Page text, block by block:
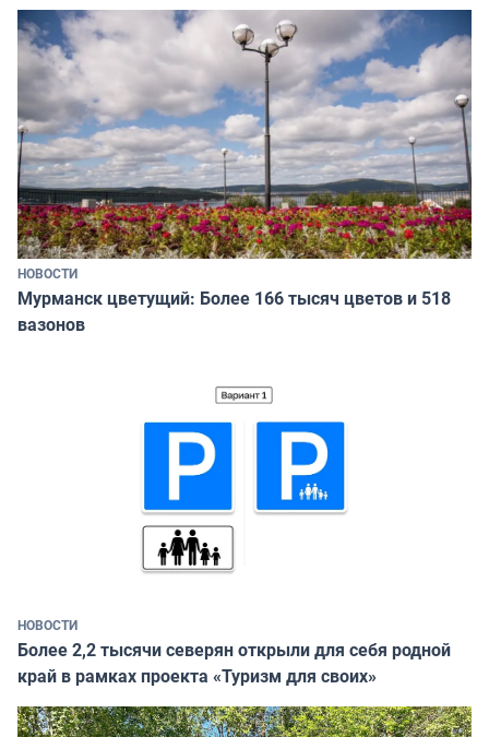
НОВОСТИ
Мурманск цветущий: Более 166 тысяч цветов и 518
вазонов
НОВОСТИ
Более 2,2 тысячи северян открыли для себя родной
край в рамках проекта «Туризм для своих»